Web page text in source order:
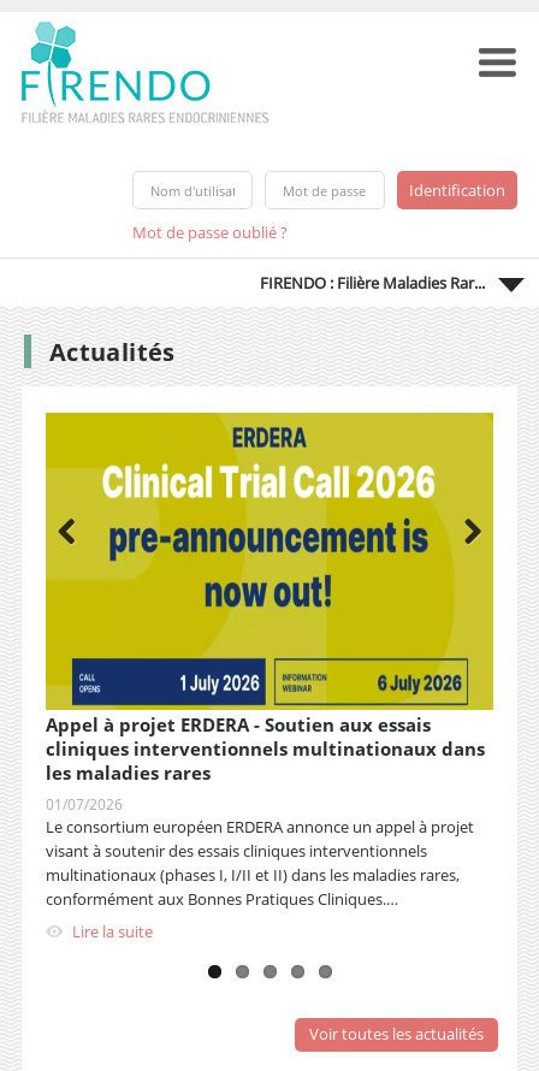
Mot de passe oublié ?
FIRENDO : Filière Maladies Rar...
Actualités
le
Appel à projet ERDERA - Soutien aux essais
cliniques interventionnels multinationaux dans
les maladies rares
01/07/2026
Le consortium européen ERDERA annonce un appel à projet
visant à soutenir des essais cliniques interventionnels
multinationaux (phases I, I/II et II) dans les maladies rares,
conformément aux Bonnes Pratiques Cliniques.…
Lire la suite
le
17/
La
Voir toutes les actualités